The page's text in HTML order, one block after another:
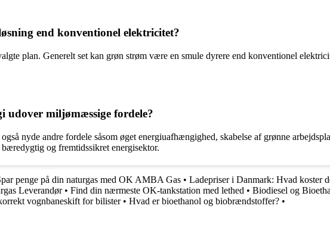
end konventionel elektricitet?
plan. Generelt set kan grøn strøm være en smule dyrere end konventionel
udover miljømæssige fordele?
nyde andre fordele såsom øget energiuafhængighed, skabelse af grønne
og fremtidssikret energisektor.
penge på din naturgas med OK AMBA Gas • Ladepriser i Danmark: Hvad koster
Leverandør• Find din nærmeste OK-tankstation med lethed • Biodiesel og
vognbaneskift for bilister• Hvad er bioethanol og biobrændstoffer? •